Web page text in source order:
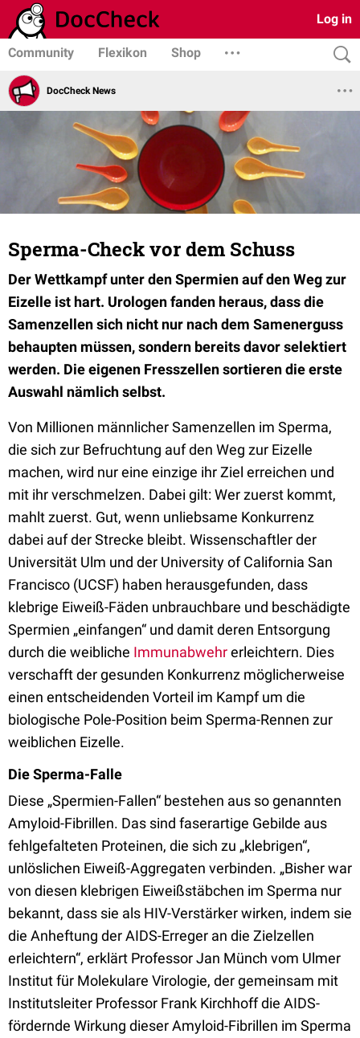
Log in
Community Flexikon Shop
DocCheck News
Sperma-Check vor dem Schuss
Der Wettkampf unter den Spermien auf den Weg zur
Eizelle ist hart. Urologen fanden heraus, dass die
Samenzellen sich nicht nur nach dem Samenerguss
behaupten müssen, sondern bereits davor selektiert
werden. Die eigenen Fresszellen sortieren die erste
Auswahl nämlich selbst.
Von Millionen männlicher Samenzellen im Sperma,
die sich zur Befruchtung auf den Weg zur Eizelle
machen, wird nur eine einzige ihr Ziel erreichen und
mit ihr verschmelzen. Dabei gilt: Wer zuerst kommt,
mahlt zuerst. Gut, wenn unliebsame Konkurrenz
dabei auf der Strecke bleibt. Wissenschaftler der
Universität Ulm und der University of California San
Francisco (UCSF) haben herausgefunden, dass
klebrige Eiweiß-Fäden unbrauchbare und beschädigte
Spermien „einfangen“ und damit deren Entsorgung
durch die weibliche Immunabwehrerleichtern. Dies
verschafft der gesunden Konkurrenz möglicherweise
einen entscheidenden Vorteil im Kampf um die
biologische Pole-Position beim Sperma-Rennen zur
weiblichen Eizelle.
Die Sperma-Falle
Diese „Spermien-Fallen“ bestehen aus so genannten
Amyloid-Fibrillen. Das sind faserartige Gebilde aus
fehlgefalteten Proteinen, die sich zu „klebrigen“,
unlöslichen Eiweiß-Aggregaten verbinden. „Bisher war
von diesen klebrigen Eiweißstäbchen im Sperma nur
bekannt, dass sie als HIV-Verstärker wirken, indem sie
die Anheftung der AIDS-Erreger an die Zielzellen
erleichtern“, erklärt Professor Jan Münch vom Ulmer
Institut für Molekulare Virologie, der gemeinsam mit
Institutsleiter Professor Frank Kirchhoff die AIDS-
fördernde Wirkung dieser Amyloid-Fibrillen im Sperma